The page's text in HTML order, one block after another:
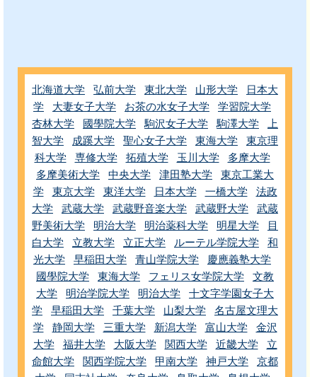
北海道大学 弘前大学 東北大学 山形大学
日本大
学
大妻女子大学 お茶の水女子大学
学習院大学
杏林大学
國學院大学 駒沢女子大学 駒澤大学
上
智大学
成蹊大学 聖心女子大学 東海大学
東京理
科大学
専修大学 拓殖大学 玉川大学
多摩大学
多摩美術大学
中央大学 津田塾大学
東京工業大
学
東京大学 東洋大学 日本大学 一橋大学
法政
大学
武蔵大学 武蔵野音楽大学 武蔵野大学
武蔵
野美術大学
明治大学 明治薬科大学 明星大学
目
白大学
立教大学 立正大学 ルーテル学院大学
和
光大学
早稲田大学 青山学院大学
慶應義塾大学
國學院大学
東海大学 フェリス女学院大学
文教
大学
明治学院大学 明治大学
十文字学園女子大
学
早稲田大学 千葉大学 山梨大学
名古屋文理大
学
静岡大学 三重大学 新潟大学 富山大学
金沢
大学
福井大学 大阪大学 関西大学 近畿大学
立
命館大学
関西学院大学 甲南大学 神戸大学
京都